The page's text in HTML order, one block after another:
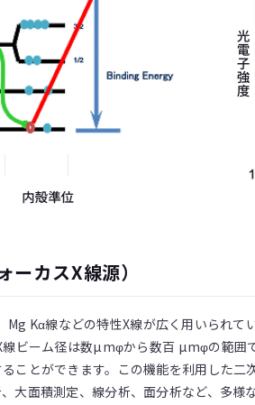
カスX線源）
Kα線などの特性X線が広く用いられ
ビーム径は数µmφから数百 µmφの範囲
ことができます。この機能を利用した
大面積測定、線分析、面分析など、多様